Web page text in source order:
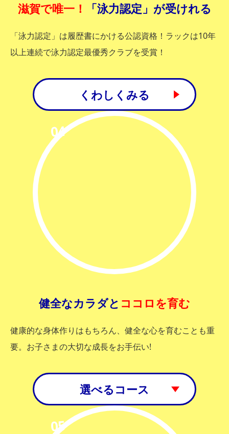
滋賀で唯一！ 「泳力認定」が受けれる
「泳力認定」は履歴書にかける公認資格！ラックは10年
以上連続で泳力認定最優秀クラブを受賞！
くわしくみる
健全なカラダと ココロを育む
健康的な身体作りはもちろん、健全な心を育むことも重
要。お子さまの大切な成長をお手伝い!
選べるコース